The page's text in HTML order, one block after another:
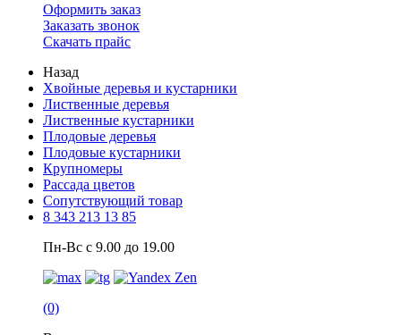
Оформить заказ
Заказать звонок
Скачать прайс
Назад
Хвойные деревья и кустарники
Лиственные деревья
Лиственные кустарники
Плодовые деревья
Плодовые кустарники
Крупномеры
Рассада цветов
Сопутствующий товар
8 343 213 13 85
Пн-Вс с 9.00 до 19.00
(0)